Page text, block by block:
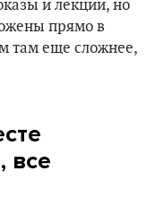
и лекции, но
прямо в
там еще сложнее,
все